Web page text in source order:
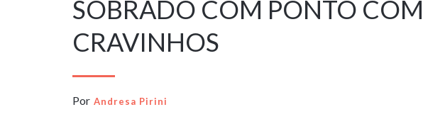
SOBRADO COM PONTO
CRAVINHOS
Por Andresa Pirini